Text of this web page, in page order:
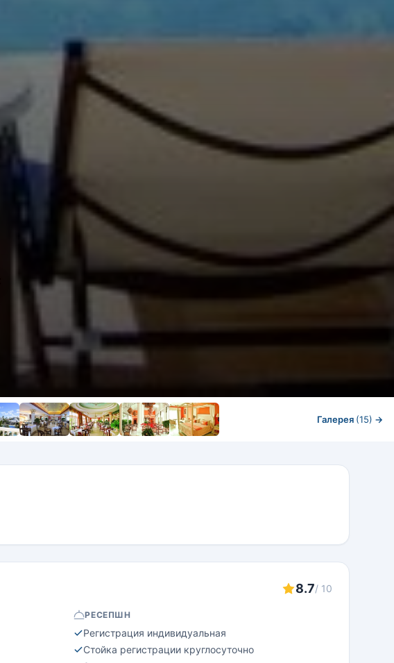
Галерея (15) →
8.7/ 10
РЕСЕПШН
Регистрация индивидуальная
Стойка регистрации круглосуточно